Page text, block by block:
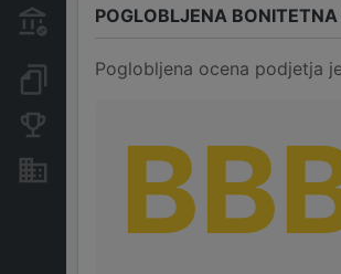
Transakcije iz državnega
proračuna
Dokumenti in objave
Nepremičnine in sredstva
POGLOBLJENA
Poglobljena ocena podjetja